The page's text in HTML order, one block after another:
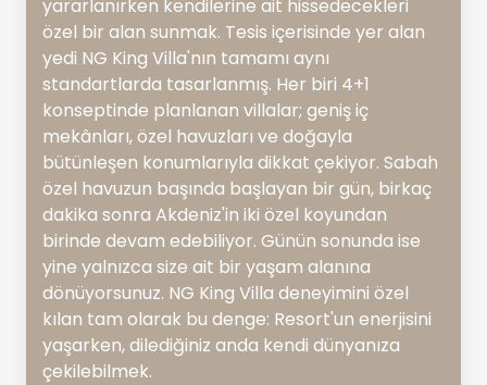
yararlanırken kendilerine ait hissedecekleri
özel bir alan sunmak. Tesis içerisinde yer alan
yedi NG King Villa'nın tamamı aynı
standartlarda tasarlanmış. Her biri 4+1
konseptinde planlanan villalar; geniş iç
mekânları, özel havuzları ve doğayla
bütünleşen konumlarıyla dikkat çekiyor. Sabah
özel havuzun başında başlayan bir gün, birkaç
dakika sonra Akdeniz'in iki özel koyundan
birinde devam edebiliyor. Günün sonunda ise
yine yalnızca size ait bir yaşam alanına
dönüyorsunuz. NG King Villa deneyimini özel
kılan tam olarak bu denge: Resort'un enerjisini
yaşarken, dilediğiniz anda kendi dünyanıza
çekilebilmek.